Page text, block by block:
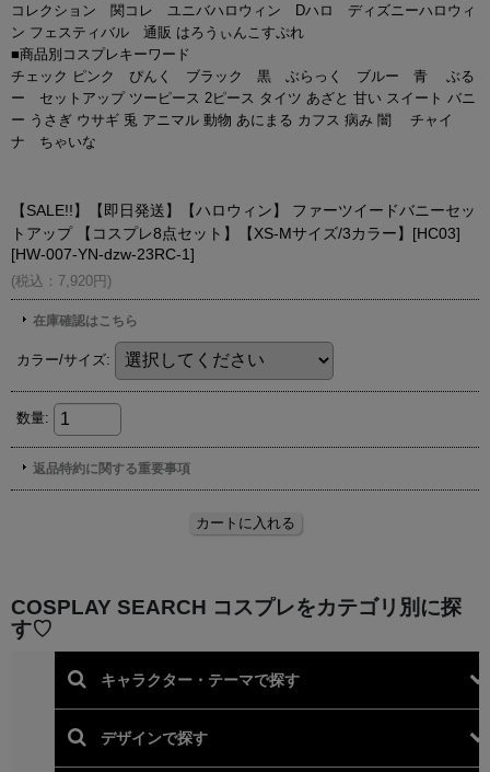
コレクション 関コレ ユニバハロウィン Dハロ ディズニーハロウィ
ン フェスティバル 通販 はろうぃんこすぷれ
■商品別コスプレキーワード
チェック ピンク ぴんく ブラック 黒 ぶらっく ブルー 青 ぶる
ー セットアップ ツーピース 2ピース タイツ あざと 甘い スイート バニ
ー うさぎ ウサギ 兎 アニマル 動物 あにまる カフス 病み 闇 チャイ
ナ ちゃいな